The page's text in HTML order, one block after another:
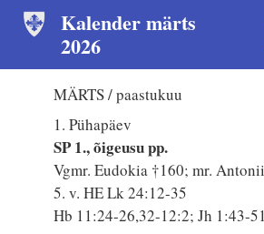
Kalender märts
2026
MÄRTS / paastukuu
1. Pühapäev
SP 1., õigeusu pp.
Vgmr. Eudokia †160; mr.
5. v. HE Lk 24:12-35
Hb 11:24-26,32-12:2; Jh 1:43-51